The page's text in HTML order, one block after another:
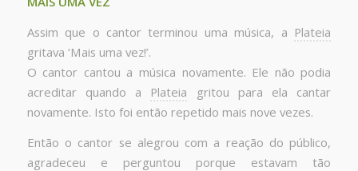
Assim que o cantor terminou uma música, a Plateia
gritava ‘Mais uma vez!’.
O cantor cantou a música novamente. Ele não podia
acreditar quando a Plateia gritou para ela cantar
novamente. Isto foi então repetido mais nove vezes.
Então o cantor se alegrou com a reação do público,
agradeceu e perguntou porque estavam tão